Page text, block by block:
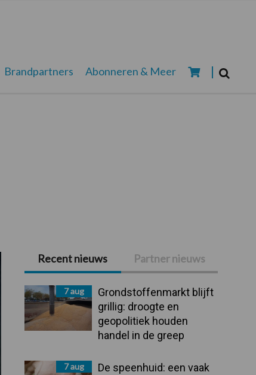
Brandpartners Abonneren & Meer
Primaire
Sidebar
Recent nieuws Partner nieuws
7 aug
Grondstoffenmarkt blijft
grillig: droogte en
geopolitiek houden
handel in de greep
7 aug
De speenhuid: een vaak